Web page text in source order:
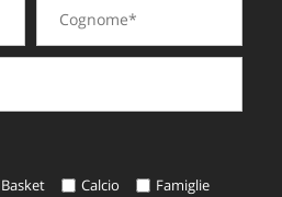
Basket Calcio
Famiglie